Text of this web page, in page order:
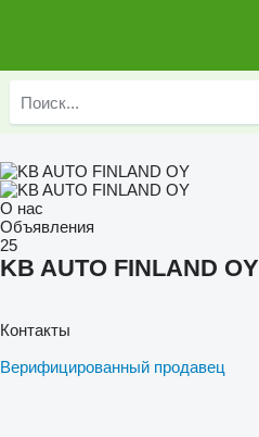
О нас
Объявления
25
KB AUTO FINLAND OY
Контакты
Верифицированный продавец